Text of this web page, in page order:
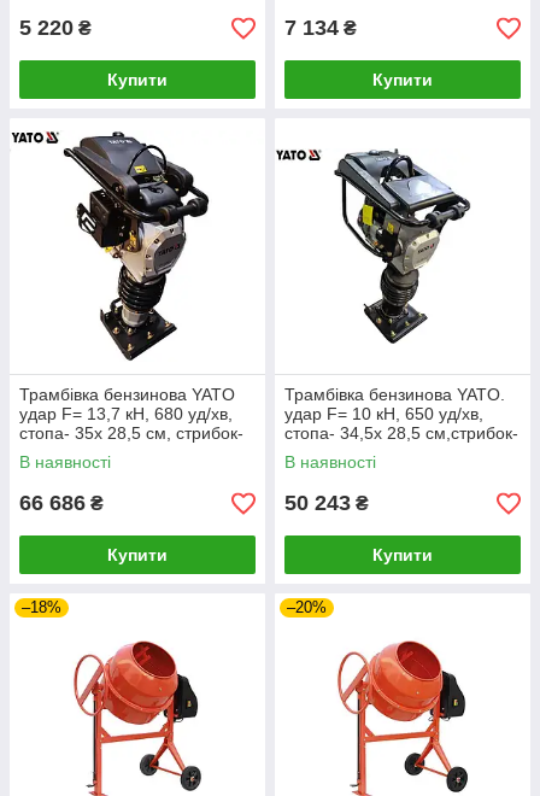
5 220 ₴
Купити
7 134 ₴
Купити
Трамбівка бензинова YATO
удар F= 13,7 кН, 680 уд/хв,
стопа- 35х 28,5 см, стрибок-
8 см
В наявності
66 686 ₴
Купити
Трамбівка бензинова YATO.
удар F= 10 кН, 650 уд/хв,
стопа- 34,5х 28,5 см,стрибок-
6,5см
В наявності
50 243 ₴
Купити
–18% –20%